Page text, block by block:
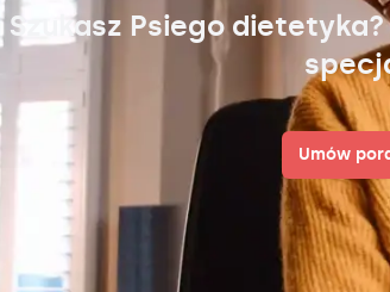
Szukasz Psiego
Umów